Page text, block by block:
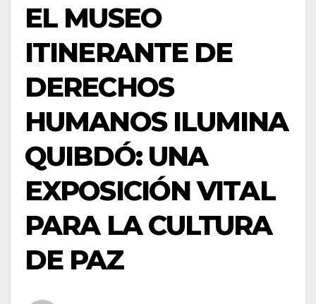
EL MUSEO
ITINERANTE DE
DERECHOS
HUMANOS ILUMINA
QUIBDÓ: UNA
EXPOSICIÓN VITAL
PARA LA CULTURA
DE PAZ